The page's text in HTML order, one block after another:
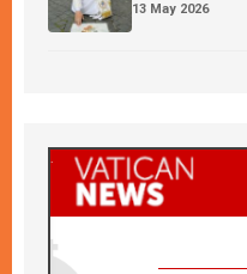
13 May 2026